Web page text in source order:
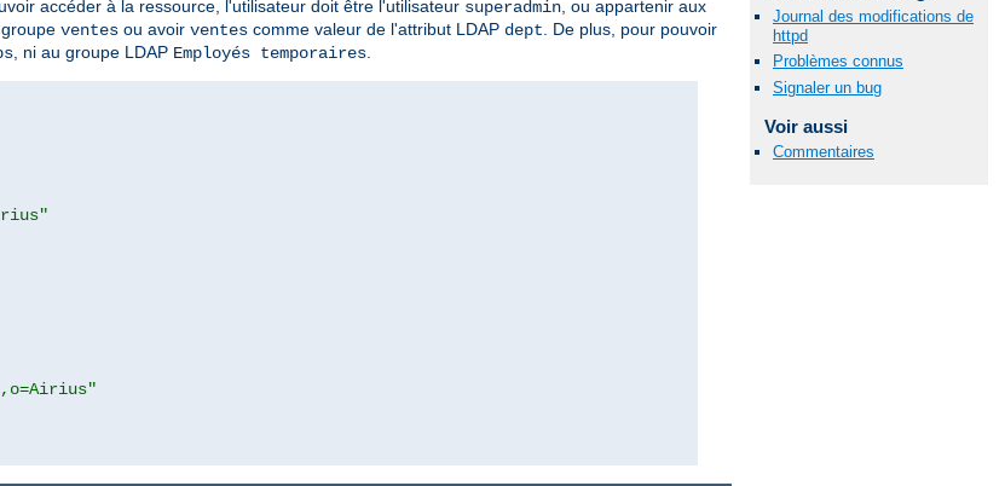
Journal des modifications de
httpd
Problèmes connus
Signaler un bug
Voir aussi
Commentaires
accéder à la ressource, l'utilisateur doit être l'utilisateur superadmin , ou appartenir aux
ventes ou avoir ventes comme valeur de l'attribut LDAP dept . De plus, pour pouvoir
, ni au groupe LDAP Employés temporaires